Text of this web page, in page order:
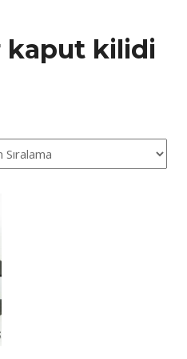
kaput kilidi